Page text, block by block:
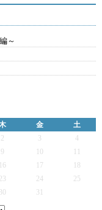
～
金
土
2 3
4
9
16 17
23 24
25
30 31